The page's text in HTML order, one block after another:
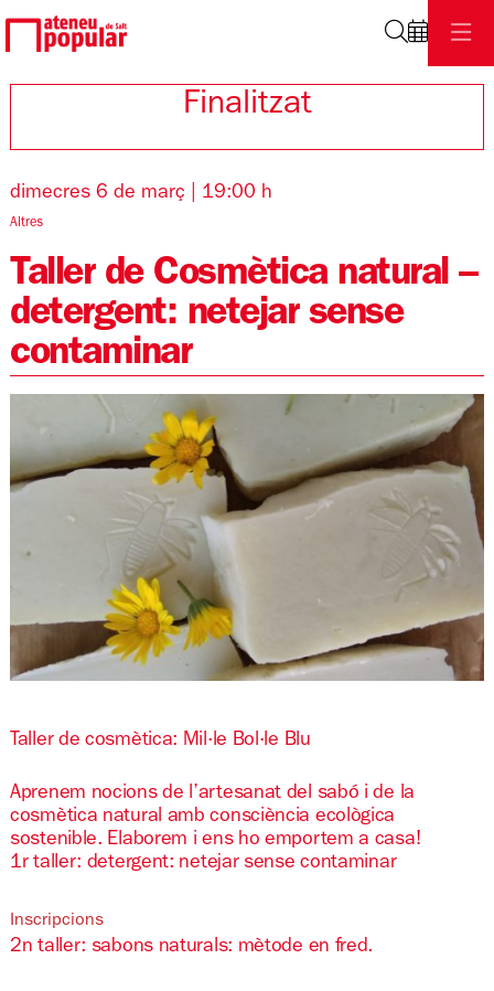
Finalitzat
dimecres 6 de març 19:00 h
Altres
Taller de Cosmètica natural –
detergent: netejar sense
contaminar
Taller de cosmètica: Mil·le Bol·le Blu
Aprenem nocions de l’artesanat del sabó i de la
cosmètica natural amb consciència ecològica
sostenible. Elaborem i ens ho emportem a casa!
1r taller: detergent: netejar sense contaminar
Inscripcions
2n taller: sabons naturals: mètode en fred.